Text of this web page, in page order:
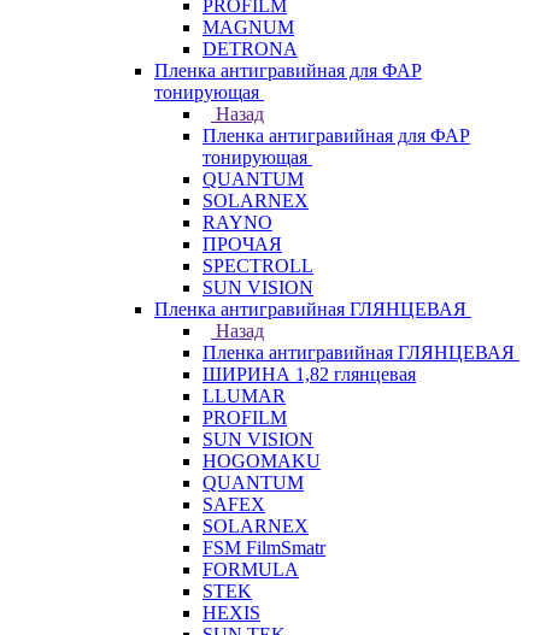
PROFILM
MAGNUM
DETRONA
Пленка антигравийная для ФАР
тонирующая
Назад
Пленка антигравийная для ФАР
тонирующая
QUANTUM
SOLARNEX
RAYNO
ПРОЧАЯ
SPECTROLL
SUN VISION
Пленка антигравийная ГЛЯНЦЕВАЯ
Назад
Пленка антигравийная ГЛЯНЦЕВАЯ
ШИРИНА 1,82 глянцевая
LLUMAR
PROFILM
SUN VISION
HOGOMAKU
QUANTUM
SAFEX
SOLARNEX
FSM FilmSmatr
FORMULA
STEK
HEXIS